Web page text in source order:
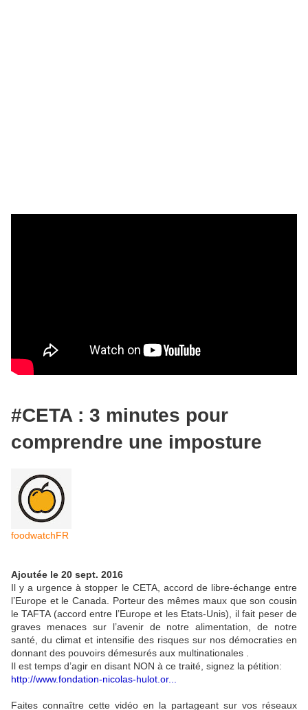
#CETA : 3 minutes pour
comprendre une imposture
foodwatchFR
Ajoutée le 20 sept. 2016
Il y a urgence à stopper le CETA, accord de libre-échange entre
l’Europe et le Canada. Porteur des mêmes maux que son cousin
le TAFTA (accord entre l’Europe et les Etats-Unis), il fait peser de
graves menaces sur l’avenir de notre alimentation, de notre
santé, du climat et intensifie des risques sur nos démocraties en
donnant des pouvoirs démesurés aux multinationales .
Il est temps d’agir en disant NON à ce traité, signez la pétition:
http://www.fondation-nicolas-hulot.or...
Faites connaître cette vidéo en la partageant sur vos réseaux